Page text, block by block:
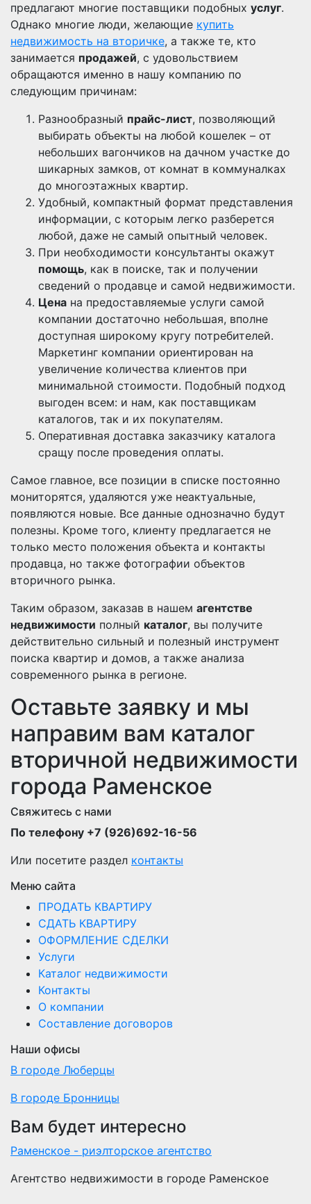
предлагают многие поставщики подобных услуг.
Однако многие люди, желающие купить
недвижимость на вторичке, а также те, кто
занимается продажей, с удовольствием
обращаются именно в нашу компанию по
следующим причинам:
Разнообразный прайс-лист, позволяющий
выбирать объекты на любой кошелек – от
небольших вагончиков на дачном участке до
шикарных замков, от комнат в коммуналках
до многоэтажных квартир.
Удобный, компактный формат представления
информации, с которым легко разберется
любой, даже не самый опытный человек.
При необходимости консультанты окажут
помощь, как в поиске, так и получении
сведений о продавце и самой недвижимости.
Цена на предоставляемые услуги самой
компании достаточно небольшая, вполне
доступная широкому кругу потребителей.
Маркетинг компании ориентирован на
увеличение количества клиентов при
минимальной стоимости. Подобный подход
выгоден всем: и нам, как поставщикам
каталогов, так и их покупателям.
Оперативная доставка заказчику каталога
сращу после проведения оплаты.
Самое главное, все позиции в списке постоянно
мониторятся, удаляются уже неактуальные,
появляются новые. Все данные однозначно будут
полезны. Кроме того, клиенту предлагается не
только место положения объекта и контакты
продавца, но также фотографии объектов
вторичного рынка.
Таким образом, заказав в нашем агентстве
недвижимости полный каталог, вы получите
действительно сильный и полезный инструмент
поиска квартир и домов, а также анализа
современного рынка в регионе.
Оставьте заявку и мы
направим вам каталог
вторичной недвижимости
города Раменское
Свяжитесь с нами
По телефону +7 (926)692-16-56
Или посетите раздел контакты
Меню сайта
ПРОДАТЬ КВАРТИРУ
СДАТЬ КВАРТИРУ
ОФОРМЛЕНИЕ СДЕЛКИ
Услуги
Каталог недвижимости
Контакты
О компании
Составление договоров
Наши офисы
В городе Люберцы
В городе Бронницы
Вам будет интересно
Раменское - риэлторское агентство
Агентство недвижимости в городе Раменское